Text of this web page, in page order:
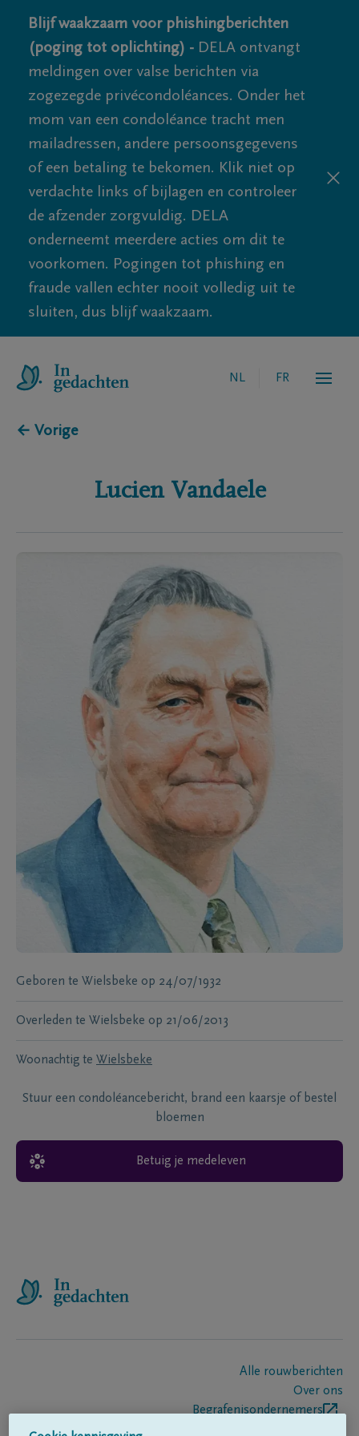
Blijf waakzaam voor phishingberichten
(poging tot oplichting) - DELA ontvangt
meldingen over valse berichten via
zogezegde privécondoléances. Onder het
mom van een condoléance tracht men
mailadressen, andere persoonsgegevens
of een betaling te bekomen. Klik niet op
verdachte links of bijlagen en controleer
de afzender zorgvuldig. DELA
onderneemt meerdere acties om dit te
voorkomen. Pogingen tot phishing en
fraude vallen echter nooit volledig uit te
sluiten, dus blijf waakzaam.
NL FR
← Vorige
Lucien Vandaele
Geboren te Wielsbeke op 24/07/1932
Overleden te Wielsbeke op 21/06/2013
Woonachtig te Wielsbeke
Stuur een condoléancebericht, brand een kaarsje of bestel
bloemen
Betuig je medeleven
Alle rouwberichten
Over ons
Begrafenisondernemers